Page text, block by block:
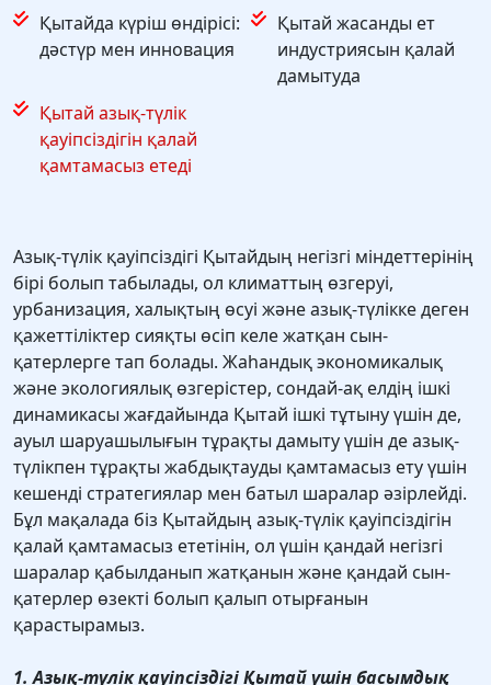
Қытайда күріш өндірісі:
дәстүр мен инновация
Қытай жасанды ет
индустриясын қалай
дамытуда
Қытай азық-түлік
қауіпсіздігін қалай
қамтамасыз етеді
Азық-түлік қауіпсіздігі Қытайдың негізгі міндеттерінің
бірі болып табылады, ол климаттың өзгеруі,
урбанизация, халықтың өсуі және азық-түлікке деген
қажеттіліктер сияқты өсіп келе жатқан сын-
қатерлерге тап болады. Жаһандық экономикалық
және экологиялық өзгерістер, сондай-ақ елдің ішкі
динамикасы жағдайында Қытай ішкі тұтыну үшін де,
ауыл шаруашылығын тұрақты дамыту үшін де азық-
түлікпен тұрақты жабдықтауды қамтамасыз ету үшін
кешенді стратегиялар мен батыл шаралар әзірлейді.
Бұл мақалада біз Қытайдың азық-түлік қауіпсіздігін
қалай қамтамасыз ететінін, ол үшін қандай негізгі
шаралар қабылданып жатқанын және қандай сын-
қатерлер өзекті болып қалып отырғанын
қарастырамыз.
1. Азық-түлік қауіпсіздігі Қытай үшін басымдық